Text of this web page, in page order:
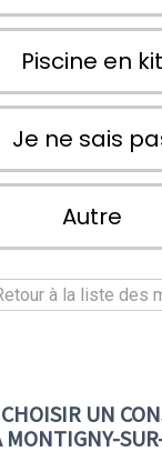
Piscine en kit
Je ne sais
Autre
à la liste des
UN
MONTIGNY-